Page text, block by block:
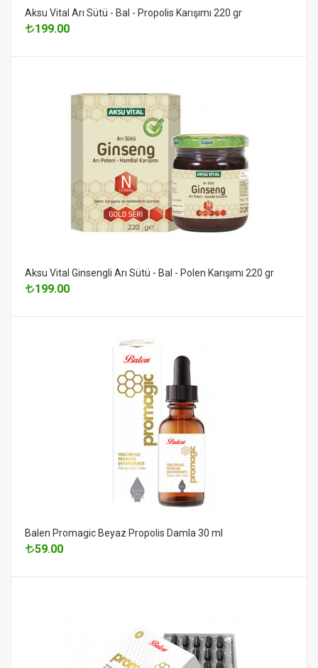
Aksu Vital Arı Sütü - Bal - Propolis Karışımı 220 gr
199.00
Aksu Vital Ginsengli Arı Sütü - Bal - Polen Karışımı 220 gr
199.00
Balen Promagic Beyaz Propolis Damla 30 ml
59.00